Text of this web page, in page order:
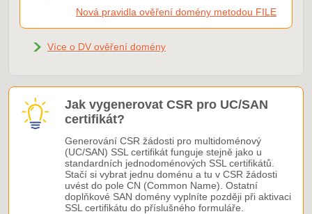
Nová pravidla ověření domény metodou FILE
Více o DV ověření domény
Jak vygenerovat CSR pro UC/SAN
certifikát?
Generování CSR žádosti pro multidoménový
(UC/SAN) SSL certifikát funguje stejně jako u
standardních jednodoménových SSL certifikátů.
Stačí si vybrat jednu doménu a tu v CSR žádosti
uvést do pole CN (Common Name). Ostatní
doplňkové SAN domény vyplníte později při aktivaci
SSL certifikátu do příslušného formuláře.